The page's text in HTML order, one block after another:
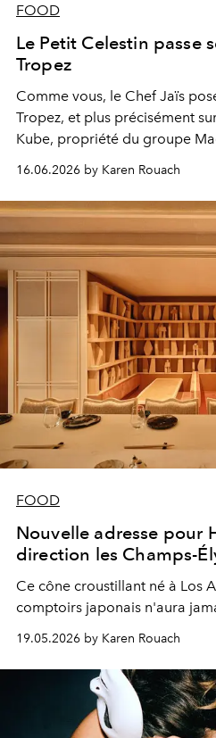
FOOD
Le Petit Celestin passe
Tropez
Comme vous, le Chef Jaïs
Tropez, et plus précisément
Kube, propriété du groupe
Celestin tout de rouge vêtu.
16.06.2026 by Karen Rouach
FOOD
Nouvelle adresse pour
direction les Champs-
Ce cône croustillant né à Los
comptoirs japonais n'aura
19.05.2026 by Karen Rouach